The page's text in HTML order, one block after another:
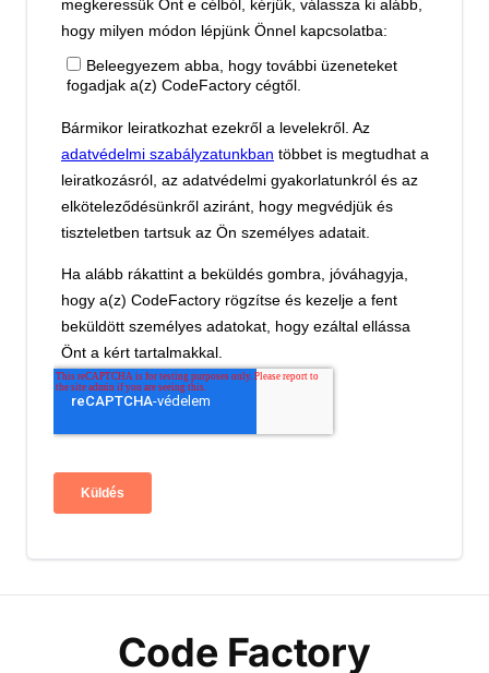
Code Factory